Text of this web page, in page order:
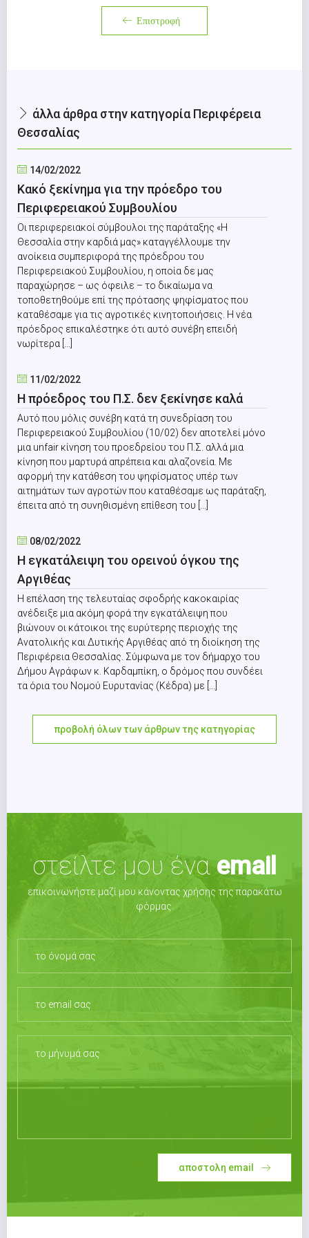
Επιστροφή
άλλα άρθρα στην κατηγορία Περιφέρεια
Θεσσαλίας
14/02/2022
Κακό ξεκίνημα για την πρόεδρο του
Περιφερειακού Συμβουλίου
Οι περιφερειακοί σύμβουλοι της παράταξης «Η
Θεσσαλία στην καρδιά μας» καταγγέλλουμε την
ανοίκεια συμπεριφορά της πρόεδρου του
Περιφερειακού Συμβουλίου, η οποία δε μας
παραχώρησε – ως όφειλε – το δικαίωμα να
τοποθετηθούμε επί της πρότασης ψηφίσματος που
καταθέσαμε για τις αγροτικές κινητοποιήσεις. Η νέα
πρόεδρος επικαλέστηκε ότι αυτό συνέβη επειδή
νωρίτερα [...]
11/02/2022
Η πρόεδρος του Π.Σ. δεν ξεκίνησε καλά
Αυτό που μόλις συνέβη κατά τη συνεδρίαση του
Περιφερειακού Συμβουλίου (10/02) δεν αποτελεί μόνο
μια unfair κίνηση του προεδρείου του Π.Σ. αλλά μια
κίνηση που μαρτυρά απρέπεια και αλαζονεία. Με
αφορμή την κατάθεση του ψηφίσματος υπέρ των
αιτημάτων των αγροτών που καταθέσαμε ως παράταξη,
έπειτα από τη συνηθισμένη επίθεση του [...]
08/02/2022
Η εγκατάλειψη του ορεινού όγκου της
Αργιθέας
Η επέλαση της τελευταίας σφοδρής κακοκαιρίας
ανέδειξε μια ακόμη φορά την εγκατάλειψη που
βιώνουν οι κάτοικοι της ευρύτερης περιοχής της
Ανατολικής και Δυτικής Αργιθέας από τη διοίκηση της
Περιφέρεια Θεσσαλίας. Σύμφωνα με τον δήμαρχο του
Δήμου Αγράφων κ. Καρδαμπίκη, ο δρόμος που συνδέει
τα όρια του Νομού Ευρυτανίας (Κέδρα) με [...]
προβολή όλων των άρθρων της κατηγορίας
στείλτε μου έναemail
επικοινωνήστε μαζί μου κάνοντας χρήσης της παρακάτω
φόρμας.
αποστολη email